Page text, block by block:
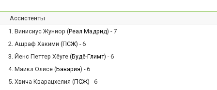
Ассистенты
Винисиус Жуниор (Реал Мадрид) - 7
Ашраф Хакими (ПСЖ) - 6
Йенс Петтер Хёуге (Будё-Глимт) - 6
Майкл Олисе (Бавария) - 6
Хвича Кварацхелия (ПСЖ) - 6